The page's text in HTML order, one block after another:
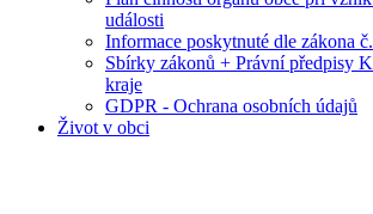
události
Informace poskytnuté dle zákona
Sbírky zákonů + Právní předpisy
kraje
GDPR - Ochrana osobních údajů
Život v obci